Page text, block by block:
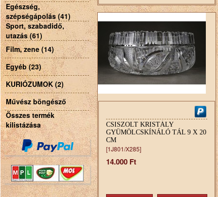
Egészség,
szépségápolás (41)
Sport, szabadidő,
utazás (61)
Film, zene (14)
Egyéb (23)
KURIÓZUMOK (2)
Művész böngésző
Összes termék
kilistázása
CSISZOLT KRISTÁLY
GYÜMÖLCSKÍNÁLÓ TÁL 9 X 20
CM
[1J801/X285]
14.000 Ft